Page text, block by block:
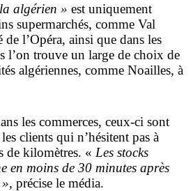
algérien » est uniquement
supermarchés, comme Val
l’Opéra, ainsi que dans les
l’on trouve un large de choix de
algériennes, comme Noailles, à
les commerces, ceux-ci sont
clients qui n’hésitent pas à
de kilomètres. « Les stocks
en moins de 30 minutes après
, précise le média.